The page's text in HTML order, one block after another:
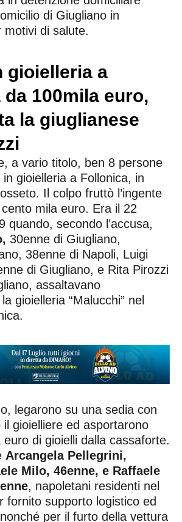
di Giugliano in
motivi di salute.
gioielleria a
100mila euro,
la giuglianese
a vario titolo, ben 8 persone
gioielleria a Follonica, in
Il colpo fruttò l’ingente
mila euro. Era il 22
quando, secondo l’accusa,
30enne di Giugliano,
38enne di Napoli, Luigi
di Giugliano, e Rita Pirozzi
assaltavano
gioielleria “Malucchi” nel
legarono su una sedia con
gioielliere ed asportarono
di gioielli dalla cassaforte.
Arcangela Pellegrini,
Milo, 46enne, e Raffaele
, napoletani residenti nel
fornito supporto logistico ed
per il furto della vettura